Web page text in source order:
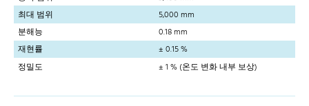
최대 범위
5,000 mm
분해능
0.18 mm
재현률
± 0.15 %
정밀도
± 1 % (온도 변화 내부 보상)